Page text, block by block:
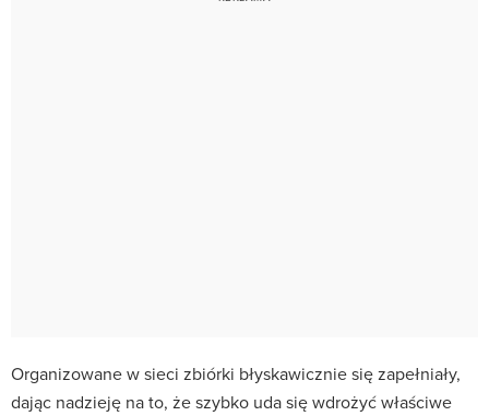
Organizowane w sieci zbiórki błyskawicznie się zapełniały,
dając nadzieję na to, że szybko uda się wdrożyć właściwe